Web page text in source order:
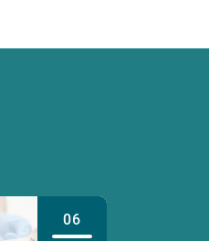
06